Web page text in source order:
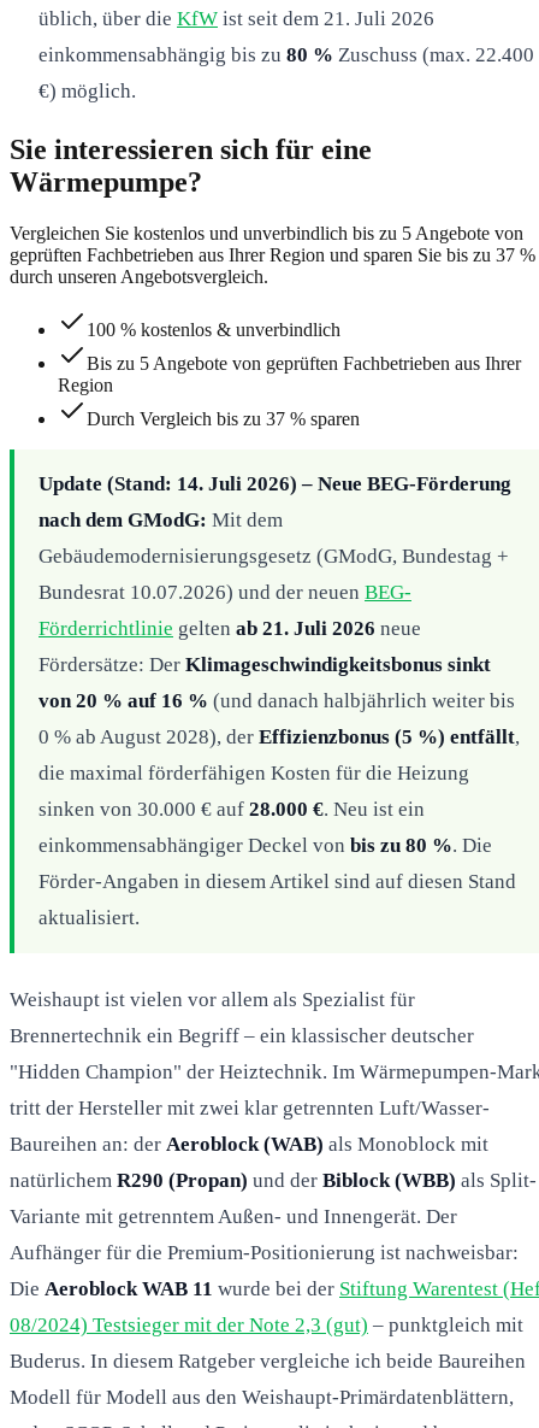
üblich, über die KfW ist seit dem 21. Juli 2026
einkommensabhängig bis zu 80 % Zuschuss (max. 22.400
€) möglich.
Sie interessieren sich für eine
Wärmepumpe?
Vergleichen Sie kostenlos und unverbindlich bis zu 5 Angebote von
geprüften Fachbetrieben aus Ihrer Region und sparen Sie bis zu 37 %
durch unseren Angebotsvergleich.
100 % kostenlos & unverbindlich
Bis zu 5 Angebote von geprüften Fachbetrieben aus Ihrer
Region
Durch Vergleich bis zu 37 % sparen
Update (Stand: 14. Juli 2026) – Neue BEG-Förderung
nach dem GModG: Mit dem
Gebäudemodernisierungsgesetz (GModG, Bundestag +
Bundesrat 10.07.2026) und der neuen BEG-
Förderrichtlinie gelten ab 21. Juli 2026 neue
Fördersätze: Der Klimageschwindigkeitsbonus sinkt
von 20 % auf 16 % (und danach halbjährlich weiter bis
0 % ab August 2028), der Effizienzbonus (5 %) entfällt,
die maximal förderfähigen Kosten für die Heizung
sinken von 30.000 € auf 28.000 €. Neu ist ein
einkommensabhängiger Deckel von bis zu 80 %. Die
Förder-Angaben in diesem Artikel sind auf diesen Stand
aktualisiert.
Weishaupt ist vielen vor allem als Spezialist für
Brennertechnik ein Begriff – ein klassischer deutscher
"Hidden Champion" der Heiztechnik. Im Wärmepumpen-
tritt der Hersteller mit zwei klar getrennten Luft/Wasser-
Baureihen an: der Aeroblock (WAB) als Monoblock mit
natürlichem R290 (Propan) und der Biblock (WBB) als Split-
Variante mit getrenntem Außen- und Innengerät. Der
Aufhänger für die Premium-Positionierung ist nachweisbar:
Die Aeroblock WAB 11 wurde bei der Stiftung Warentest
08/2024) Testsieger mit der Note 2,3 (gut) – punktgleich mit
Buderus. In diesem Ratgeber vergleiche ich beide Baureihen
Modell für Modell aus den Weishaupt-Primärdatenblättern,